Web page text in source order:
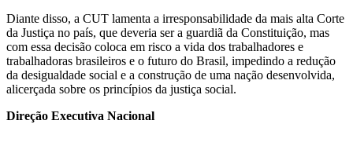
Diante disso, a CUT lamenta a irresponsabilidade da mais alta Corte
da Justiça no país, que deveria ser a guardiã da Constituição, mas
com essa decisão coloca em risco a vida dos trabalhadores e
trabalhadoras brasileiros e o futuro do Brasil, impedindo a redução
da desigualdade social e a construção de uma nação desenvolvida,
alicerçada sobre os princípios da justiça social.
Direção Executiva Nacional